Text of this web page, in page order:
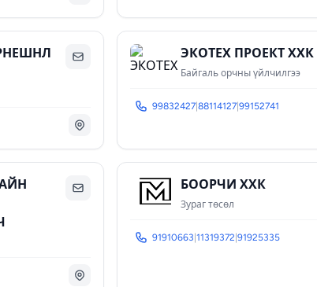
ЭКОТЕХ ПРОЕКТ ХХК
Байгаль орчны үйлчилгээ
99832427 |88114127 |99152741
БООРЧИ ХХК
Зураг төсөл
91910663 |11319372 |91925335